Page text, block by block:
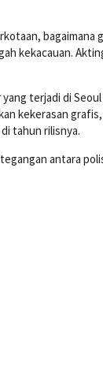
bagaimana
kekacauan.
terjadi di Seoul
kekerasan
tahun rilisnya.
antara